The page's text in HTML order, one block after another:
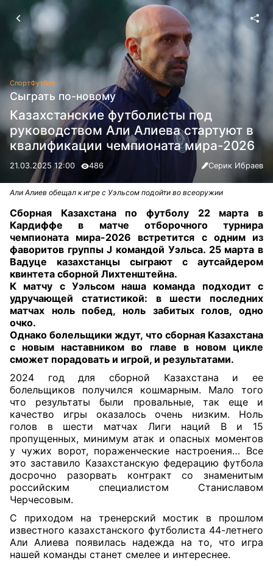
СпортФутбол
Сыграть по-новому
Казахстанские футболисты под
руководством Али Алиева стартуют в
квалификации чемпионата мира-2026
21.03.2025 12:00 486 Серик Ибраев
Али Алиев обещал к игре с Уэльсом подойти во всеоружии
Сборная Казахстана по футболу 22 марта в
Кардиффе в матче отборочного турнира
чемпионата мира-2026 встретится с одним из
фаворитов группы J командой Уэльса. 25 марта в
Вадуце казахстанцы сыграют с аутсайдером
квинтета сборной Лихтенштейна.
К матчу с Уэльсом наша команда подходит с
удручающей статистикой: в шести последних
матчах ноль побед, ноль забитых голов, одно
очко.
Однако болельщики ждут, что сборная Казахстана
с новым наставником во главе в новом цикле
сможет порадовать и игрой, и результатами.
2024 год для сборной Казахстана и ее
болельщиков получился кошмарным. Мало того
что результаты были провальные, так еще и
качество игры оказалось очень низким. Ноль
голов в шести матчах Лиги наций В и 15
пропущенных, минимум атак и опасных моментов
у чужих ворот, пораженческие настроения… Все
это заставило Казахстанскую федерацию футбола
досрочно разорвать контракт со знаменитым
российским специалистом Станиславом
Черчесовым.
С приходом на тренерский мостик в прошлом
известного казахстанского футболиста 44-летнего
Али Алиева появилась надежда на то, что игра
нашей команды станет смелее и интереснее.